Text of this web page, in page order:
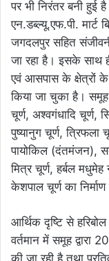
पर भी निरंतर बनी हुई
एन.डब्ल्यू.एफ.पी. मार्ट
जगदलपुर सहित
जा रहा है। इसके साथ
एवं आसपास के क्षेत्रों
किया जा चुका है। समूह
चूर्ण, अश्वगंधादि चूर्ण,
पुष्यानुग चूर्ण, त्रिफला
पायोकिल (दंतमंजन),
मित्र चूर्ण, हर्बल
केशपाल चूर्ण का
आर्थिक दृष्टि से
वर्तमान में समूह द्वारा